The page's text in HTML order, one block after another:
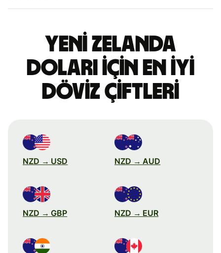
Yeni Zelanda
doları için en iyi
döviz çiftleri
NZD → USD NZD → AUD
NZD → GBP NZD → EUR